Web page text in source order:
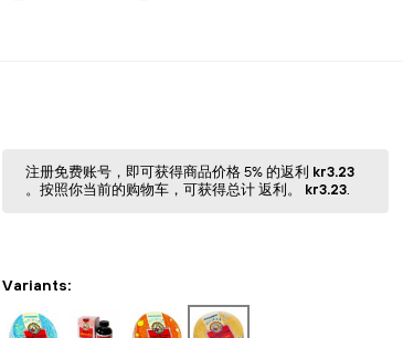
注册免费账号，即可获得商品价格 5% 的返利 kr3.23
。按照你当前的购物⻋，可获得总计 返利。 kr3.23.
Variants: